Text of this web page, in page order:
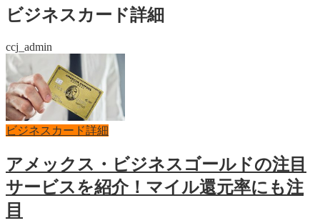
ビジネスカード詳細
ccj_admin
ビジネスカード詳細
アメックス・ビジネスゴールドの注目
サービスを紹介！マイル還元率にも注
目